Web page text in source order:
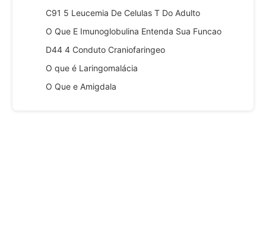
C91 5 Leucemia De Celulas T Do Adulto
O Que E Imunoglobulina Entenda Sua Funcao
D44 4 Conduto Craniofaringeo
O que é Laringomalácia
O Que e Amigdala